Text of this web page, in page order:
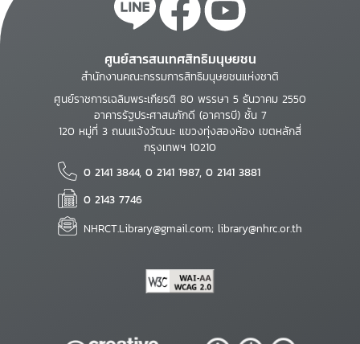
ศูนย์สารสนเทศสิทธิมนุษยชน
สำนักงานคณะกรรมการสิทธิมนุษยชนแห่งชาติ
ศูนย์ราชการเฉลิมพระเกียรติ 80 พรรษา 5 ธันวาคม 2550
อาคารรัฐประศาสนภักดี (อาคารบี) ชั้น 7
120 หมู่ที่ 3 ถนนแจ้งวัฒนะ แขวงทุ่งสองห้อง เขตหลักสี่
กรุงเทพฯ 10210
0 2141 3844, 0 2141 1987, 0 2141 3881
0 2143 7746
NHRCT.Library@gmail.com; library@nhrc.or.th